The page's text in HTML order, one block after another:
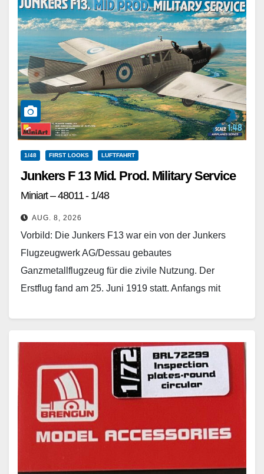
Weiterlesen
1/48 FIRST LOOKS LUFTFAHRT
Junkers F 13 Mid. Prod. Military Service
Miniart – 48011 - 1/48
AUG. 8, 2026
Vorbild: Die Junkers F13 war ein von der Junkers
Flugzeugwerk AG/Dessau gebautes
Ganzmetallflugzeug für die zivile Nutzung. Der
Erstflug fand am 25. Juni 1919 statt. Anfangs mit